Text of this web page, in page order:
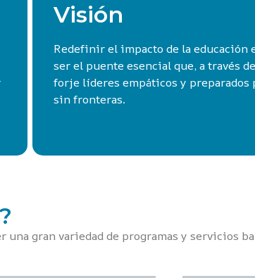
Visión
Redefinir el impacto de la educación
ser el puente esencial que, a través
forje líderes empáticos y preparados
sin fronteras.
una gran variedad de programas y servicios